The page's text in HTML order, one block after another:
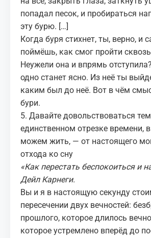
попадал песок, и пробираться
эту бурю. […]
Когда буря стихнет, ты, верно, и
поймёшь, как смог пройти
Неужели она и впрямь
одно станет ясно. Из неё ты
каким был до неё. Вот в чём
бури.
5. Давайте довольствоваться
единственном отрезке времени,
можем жить, — от настоящего
отхода ко сну
«Как перестать беспокоиться и
Дейл Карнеги.
Вы и я в настоящую секунду
пересечении двух вечностей:
прошлого, которое длилось
которое устремлено вперёд до